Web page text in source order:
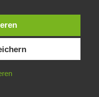
die weitere Nutzung dieser
Cookies zu.